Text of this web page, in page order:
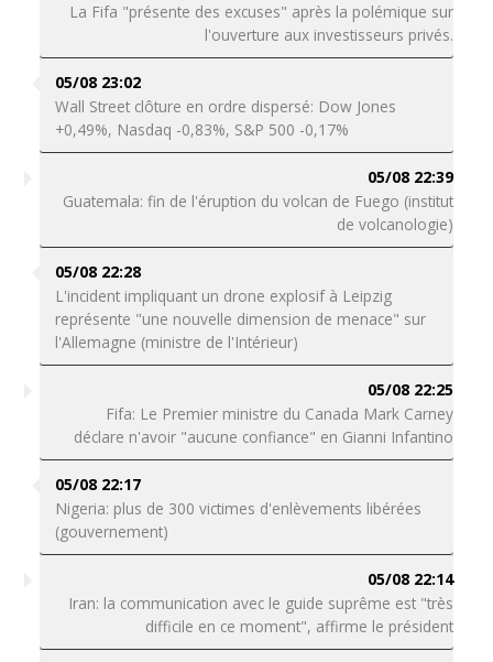
La Fifa "présente des excuses" après la polémique sur
l'ouverture aux investisseurs privés.
05/08 23:02
Wall Street clôture en ordre dispersé: Dow Jones
+0,49%, Nasdaq -0,83%, S&P 500 -0,17%
05/08 22:39
Guatemala: fin de l'éruption du volcan de Fuego (institut
de volcanologie)
05/08 22:28
L'incident impliquant un drone explosif à Leipzig
représente "une nouvelle dimension de menace" sur
l'Allemagne (ministre de l'Intérieur)
05/08 22:25
Fifa: Le Premier ministre du Canada Mark Carney
déclare n'avoir "aucune confiance" en Gianni Infantino
05/08 22:17
Nigeria: plus de 300 victimes d'enlèvements libérées
(gouvernement)
05/08 22:14
Iran: la communication avec le guide suprême est "très
difficile en ce moment", affirme le président